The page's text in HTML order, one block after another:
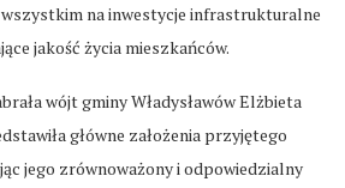
na inwestycje infrastrukturalne
jakość życia mieszkańców.
wójt gminy Władysławów Elżbieta
główne założenia przyjętego
jego zrównoważony i odpowiedzialny